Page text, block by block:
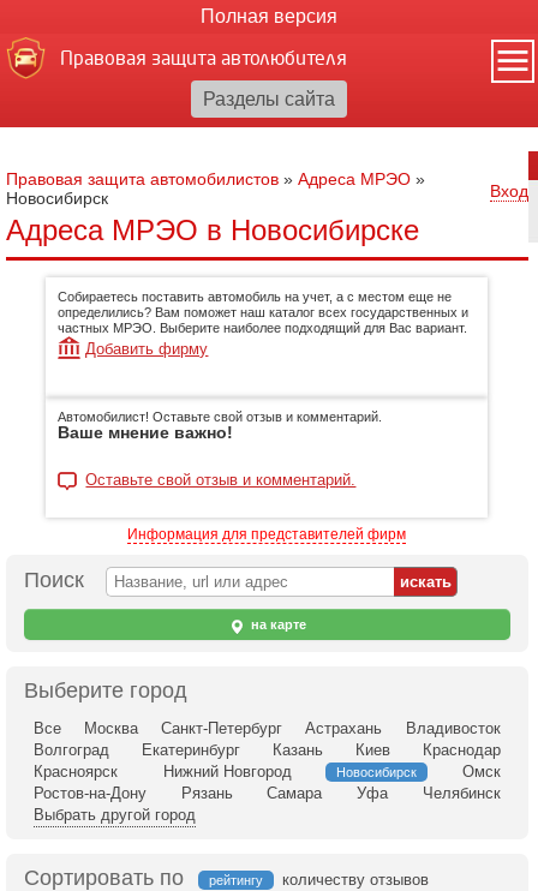
Полная версия
Правовая защита автолюбителя
Правовая защита автомобилистов » Адреса МРЭО »
Новосибирск
Вход
Адреса МРЭО в Новосибирске
Собираетесь поставить автомобиль на учет, а с местом еще не
определились? Вам поможет наш каталог всех государственных и
частных МРЭО. Выберите наиболее подходящий для Вас вариант.
Добавить фирму
Автомобилист! Оставьте свой отзыв и комментарий.
Ваше мнение важно!
Оставьте свой отзыв и комментарий.
Информация для представителей фирм
Поиск
на карте
Выберите город
Все Москва Санкт-Петербург Астрахань
Владивосток
Волгоград
Екатеринбург Казань Киев
Краснодар
Красноярск
Нижний Новгород Новосибирск
Омск
Ростов-на-Дону
Рязань Самара Уфа
Челябинск
Выбрать другой город
Сортировать по рейтингу
количеству отзывов